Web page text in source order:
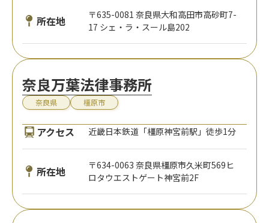
所在地
〒635-0081 奈良県大和高田市高砂町7-
17 シェ・ラ・スール島202
奈良万葉法律事務所
奈良県 橿原市
アクセス 近畿日本鉄道「橿原神宮前駅」徒歩1分
所在地
〒634-0063 奈良県橿原市久米町569ヒ
ロタウエストゲート神宮前2F